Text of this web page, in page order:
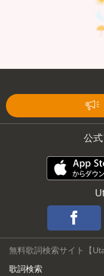
公
無料歌詞検索サイト【
歌詞検索